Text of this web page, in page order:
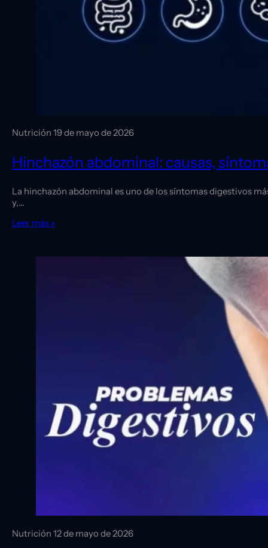
Nutrición 19 de mayo de 2026
Hinchazón abdominal: causas,
La hinchazón abdominal es uno de los síntomas digestivos
y,…
Leer más »
Nutrición 12 de mayo de 2026